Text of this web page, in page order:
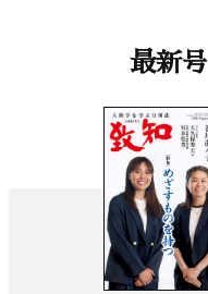
最新号